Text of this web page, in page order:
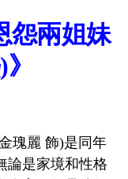
怨兩姐妹
瑰麗 飾)是同年
論是家境和性格